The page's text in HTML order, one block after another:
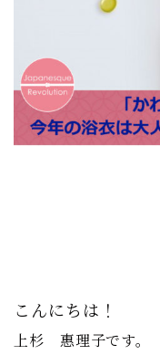
こんにちは！
上杉 惠理子です。